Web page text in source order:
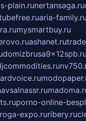
plain.runertansaga.ru
aria-family.ru
mysmartbuy.ru
ashanet.ru
domizbrusa9x12spb.ru
porno-online-
expo.ruribery.ru